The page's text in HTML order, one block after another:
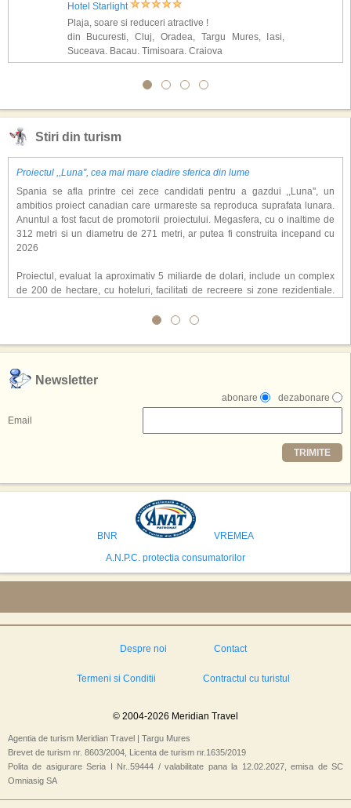
Hotel Starlight
Plaja, soare si reduceri atractive !
din Bucuresti, Cluj, Oradea, Targu Mures, Iasi,
Suceava, Bacau, Timisoara, Craiova
Stiri din turism
Proiectul ,,Luna'', cea mai mare cladire sferica din lume
Spania se afla printre cei zece candidati pentru a gazdui ,,Luna'', un
ambitios proiect canadian care urmareste sa reproduca suprafata lunara.
Anuntul a fost facut de promotorii proiectului. Megasfera, cu o inaltime de
312 metri si un diametru de 271 metri, ar putea fi construita incepand cu
2026
Proiectul, evaluat la aproximativ 5 miliarde de dolari, include un complex
de 200 de hectare, cu hoteluri, facilitati de recreere si zone rezidentiale.
atragerea a pana la 10 milioane de turisti anual. �Luna� ar putea deveni
exclusiv simularea suprafetei lunare.
,,Credem ca exista sanse mari sa anuntam nu doar o locatie, ci poate mai
multe'', a declarat Michael R. Henderson, cofondator al Moon World
Resorts, citat de Gulf News. Potrivit acestuia, 2026 ar putea deveni un an
decisiv pentru reali zarea proiectului.
Printre celelalte tari care concureaza pentru a gazdui aceasta constructie
se numara Australia, Brazilia, China, Egipt, India, Polonia, Thailanda,
avea cele mai mari sanse de a castiga licitatia. Totusi, Spania, care se
preconizeaza ca va deveni a doua cea mai vizitata tara din lume in 2025,
isi bazeaza oferta pe infrastructura turistica solida si capacitatea hoteliera."
Newsletter
dezabonare
abonare
Email
TRIMITE
BNR
VREMEA
A.N.P.C. protectia consumatorilor
Despre noi Contact
Termeni si Conditii Contractul cu turistul
© 2004-2026 Meridian Travel
Agentia de turism Meridian Travel | Targu Mures
Brevet de turism nr. 8603/2004, Licenta de turism nr.1635/2019
Polita de asigurare Seria I Nr..59444 / valabilitate pana la 12.02.2027, emisa de SC
Omniasig SA